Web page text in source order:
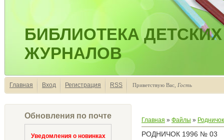
БИБЛИОТЕКА ДЕТСКИХ
ЖУРНАЛОВ
Главная Вход Регистрация RSS Приветствую Вас Гость
Обновления по почте
Уведомления о новинках
Главная » Файлы » Родничок
РОДНИЧОК 1996 № 03